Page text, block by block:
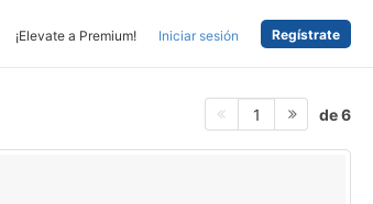
¡Elevate a Premium! Iniciar sesión Regístrate
1 de 6